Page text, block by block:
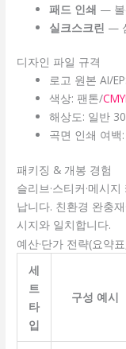
패드 인쇄 — 볼
실크스크린 —
디자인 파일 규격
로고 원본AI/
색상: 팬톤/
해상도: 일반
곡면 인쇄 여
패키징 & 개봉 경험
슬리브·스티커·메시
납니다. 친환경 완충
시지와 일치합니다.
예산·단가 전략(요약
세
트
타
입
구성 예시